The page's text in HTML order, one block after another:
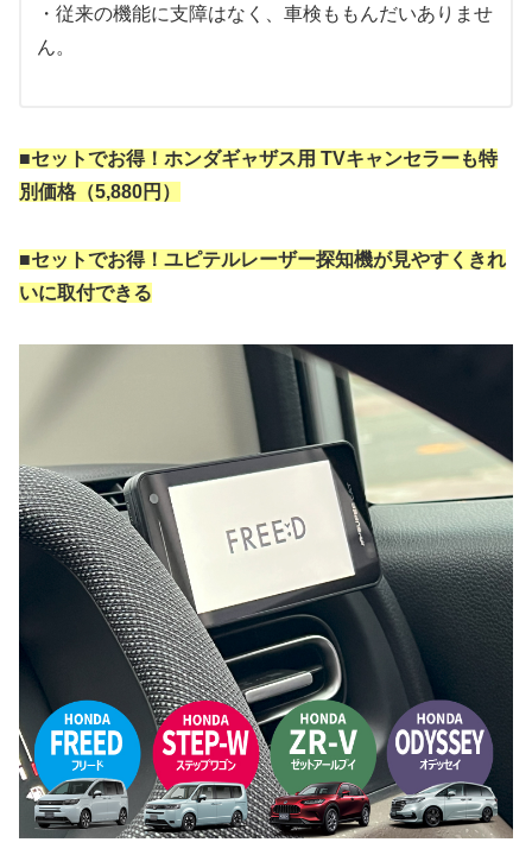
・従来の機能に支障はなく、車検ももんだいありませ
ん。
■セットでお得！ホンダギャザス用 TVキャンセラーも特
別価格（5,880円）
■セットでお得！ ユピテルレーザー探知機が見やすくきれ
いに取付できる